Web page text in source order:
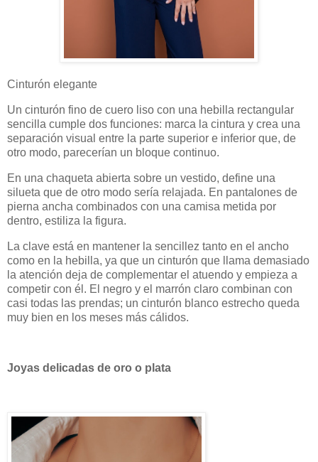
Cinturón elegante
Un cinturón fino de cuero liso con una hebilla rectangular
sencilla cumple dos funciones: marca la cintura y crea una
separación visual entre la parte superior e inferior que, de
otro modo, parecerían un bloque continuo.
En una chaqueta abierta sobre un vestido, define una
silueta que de otro modo sería relajada. En pantalones de
pierna ancha combinados con una camisa metida por
dentro, estiliza la figura.
La clave está en mantener la sencillez tanto en el ancho
como en la hebilla, ya que un cinturón que llama demasiado
la atención deja de complementar el atuendo y empieza a
competir con él. El negro y el marrón claro combinan con
casi todas las prendas; un cinturón blanco estrecho queda
muy bien en los meses más cálidos.
Joyas delicadas de oro o plata